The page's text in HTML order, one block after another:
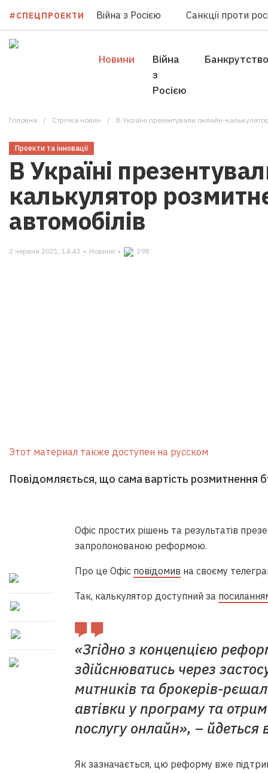
#СПЕЦПРОЕКТИ Війна з Росією Санкції проти
Новини
Війна
з
Росією
Банкрутство
Головна Стрічка новин В Україні презентували онлайн-
Проекти та інновації
В Україні
калькулятор
автомобілів
2 червня 2021, 14:43 • Новини • 298
Этот материал также доступен на русском
Повідомляється, що сама вартість розмитнення
Офіс простих рішень та результатів
запропонованою реформою.
Про це Офіс повідомив на своєму
Так, калькулятор доступний за
«Згідно з концепцією
здійснюватись через
митників та брокерів-
автівки у програму та
послугу онлайн», – йдеться
Як зазначається, цю реформу вже